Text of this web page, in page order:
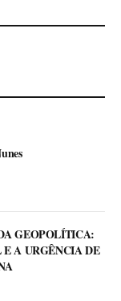
GEOPOLÍTICA:
A URGÊNCIA DE